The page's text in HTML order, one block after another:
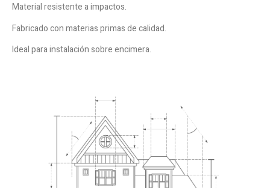
Material resistente a impactos.
Fabricado con materias primas de calidad.
Ideal para instalación sobre encimera.